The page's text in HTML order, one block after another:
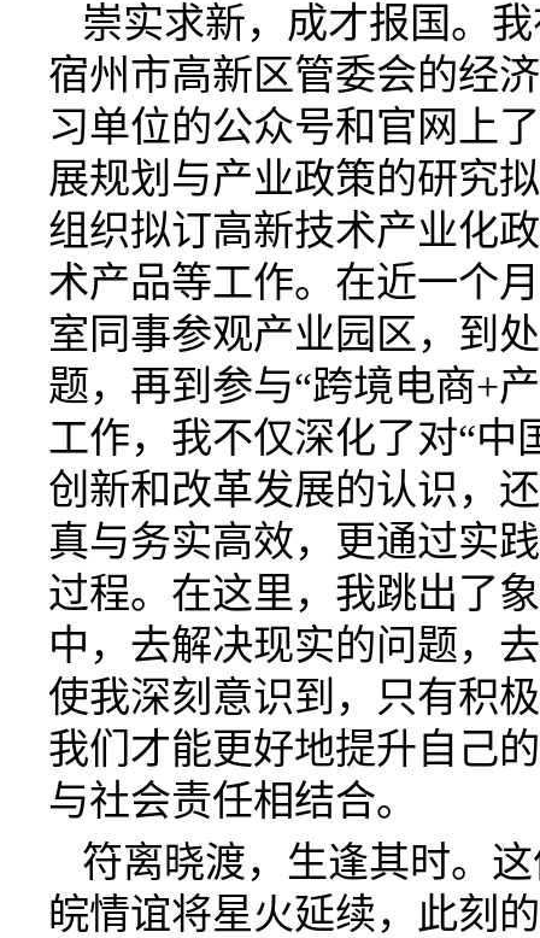
崇实求新，成才报国。
宿州市高新区管委会的经
习单位的公众号和官网上
展规划与产业政策的研究
组织拟订高新技术产业化
术产品等工作。在近一个
室同事参观产业园区，到
题，再到参与“跨境电商+
工作，我不仅深化了对“中
创新和改革发展的认识，
真与务实高效，更通过实
过程。在这里，我跳出了
中，去解决现实的问题，
使我深刻意识到，只有积
我们才能更好地提升自己
与社会责任相结合。
符离晓渡，生逢其时。
皖情谊将星火延续，此刻